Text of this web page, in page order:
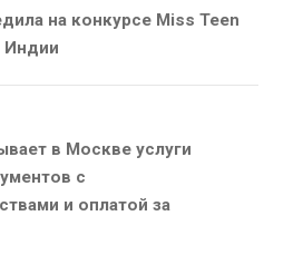
на конкурсе Miss Teen
Индии
в Москве услуги
с
и оплатой за